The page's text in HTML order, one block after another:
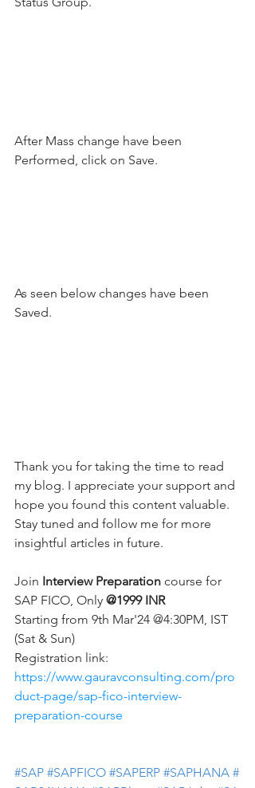
After Mass change have been
Performed, click on Save.
As seen below changes have been
Saved.
Thank you for taking the time to read
my blog. I appreciate your support and
hope you found this content valuable.
Stay tuned and follow me for more
insightful articles in future.
Join Interview Preparation course for
SAP FICO, Only @1999 INR
Starting from 9th Mar'24 @4:30PM, IST
(Sat & Sun)
Registration link:
https://www.gauravconsulting.com/pro
duct-page/sap-fico-interview-
preparation-course
#SAP #SAPFICO #SAPERP #SAPHANA #